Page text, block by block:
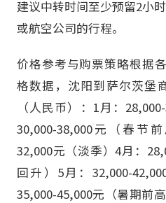
建议中转时间至少预留2小
或航空公司的行程。
价格参考与购票策略根据
格数据，沈阳到萨尔茨堡
（人民币）：1月：
30,000-38,000元（春节
32,000元（淡季）4月：
回升）5月：32,000-
35,000-45,000元（暑期前